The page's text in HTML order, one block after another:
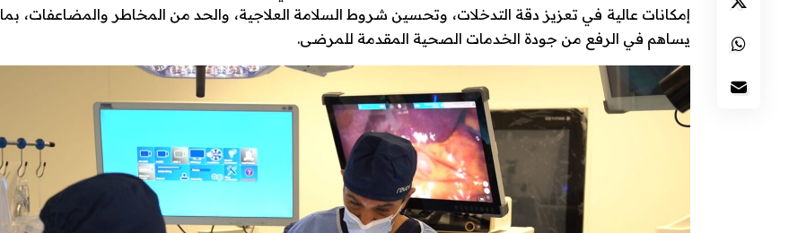
إمكانات عالية في تعزيز دقة التدخلات، وتحسين شروط السلامة العلاجية، والحد من المخاطر والمضاعفات، بما
يساهم في الرفع من جودة الخدمات الصحية المقدمة للمرضى.